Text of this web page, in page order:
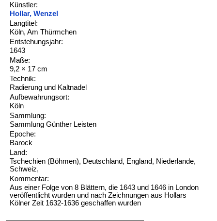
Künstler:
Hollar, Wenzel
Langtitel:
Köln, Am Thürmchen
Entstehungsjahr:
1643
Maße:
9,2 × 17 cm
Technik:
Radierung und Kaltnadel
Aufbewahrungsort:
Köln
Sammlung:
Sammlung Günther Leisten
Epoche:
Barock
Land:
Tschechien (Böhmen), Deutschland, England, Niederlande,
Schweiz,
Kommentar:
Aus einer Folge von 8 Blättern, die 1643 und 1646 in London
veröffentlicht wurden und nach Zeichnungen aus Hollars
Kölner Zeit 1632-1636 geschaffen wurden